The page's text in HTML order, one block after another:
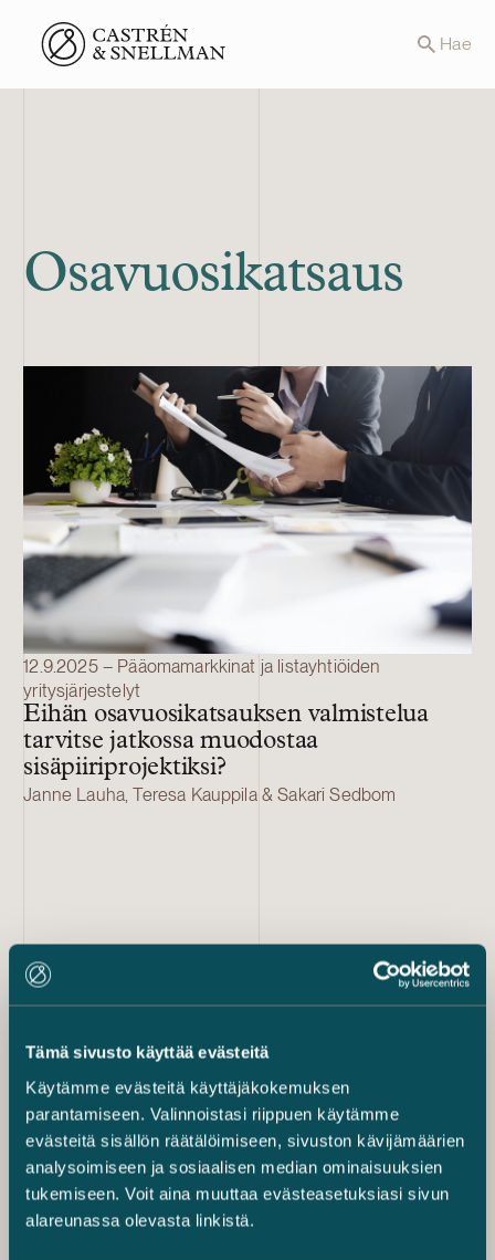
Tämä sivusto käyttää evästeitä
Käytämme evästeitä käyttäjäkokemuksen
parantamiseen. Valinnoistasi riippuen käytämme
evästeitä sisällön räätälöimiseen, sivuston kävijämäärien
analysoimiseen ja sosiaalisen median ominaisuuksien
tukemiseen. Voit aina muuttaa evästeasetuksiasi sivun
alareunassa olevasta linkistä.
Front page Hae
Osavuosikatsaus
12.9.2025 – Pääomamarkkinat ja listayhtiöiden
yritysjärjestelyt
Eihän osavuosikatsauksen valmistelua
tarvitse jatkossa muodostaa
sisäpiiriprojektiksi?
Janne Lauha, Teresa Kauppila & Sakari Sedbom